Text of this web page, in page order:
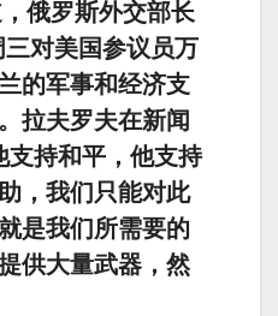
俄罗斯外交部长
对美国参议员万
的军事和经济支
拉夫罗夫在新闻
支持和平，他支持
，我们只能对此
是我们所需要的
供大量武器，然